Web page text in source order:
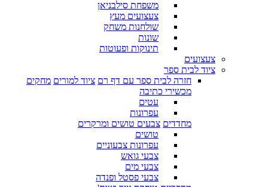
משפחת סילבניאן
צעצועים מעץ
שולחנות משחק
שונות
תינוקות ופעוטות
צעצועים
ציוד לבית ספר
חזרה לבית ספר עם דף רם ציוד למורים מחקים
מכשירי כתיבה
עטים
עפרונות
מחדדים צבעים טושים ומרקרים
טושים
עפרונות צבעוניים
צבעי גואש
צבעי מים
צבעי פסטל ופנדה